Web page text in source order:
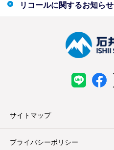
リコールに関するお知らせ
サイトマップ
プライバシーポリシー